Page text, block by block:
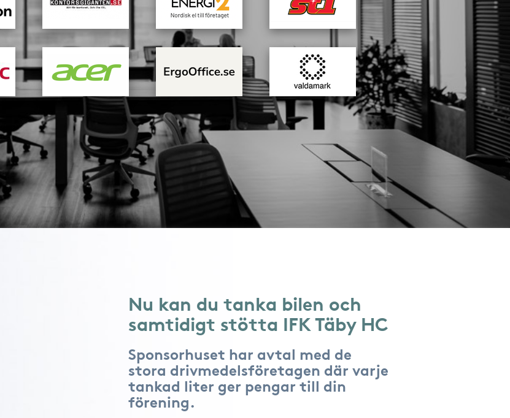
Nu kan du tanka bilen och
samtidigt stötta IFK Täby HC
Sponsorhuset har avtal med de
stora drivmedelsföretagen där varje
tankad liter ger pengar till din
förening.